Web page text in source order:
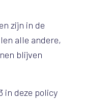
zijn in de
alle andere,
blijven
in deze policy